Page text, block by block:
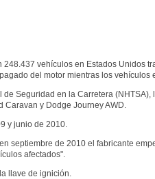
vehículos en Estados Unidos
del motor mientras los vehículos
Seguridad en la Carretera (NHTSA),
Caravan y Dodge Journey AWD.
y junio de 2010.
septiembre de 2010 el fabricante
afectados".
llave de ignición.